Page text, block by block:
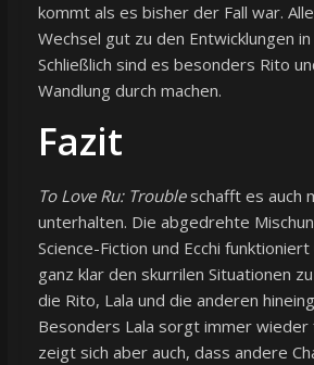
kommt als es bisher der Fall war.
Wechsel gut zu den Entwicklungen
Schließlich sind es besonders Rito
Wandlung durch machen.
Fazit
To Love Ru: Troubleschafft es auch
unterhalten. Die abgedrehte
Science-Fiction und Ecchi
ganz klar den skurrilen Situationen
die Rito, Lala und die anderen
Besonders Lala sorgt immer wieder
zeigt sich aber auch, dass andere